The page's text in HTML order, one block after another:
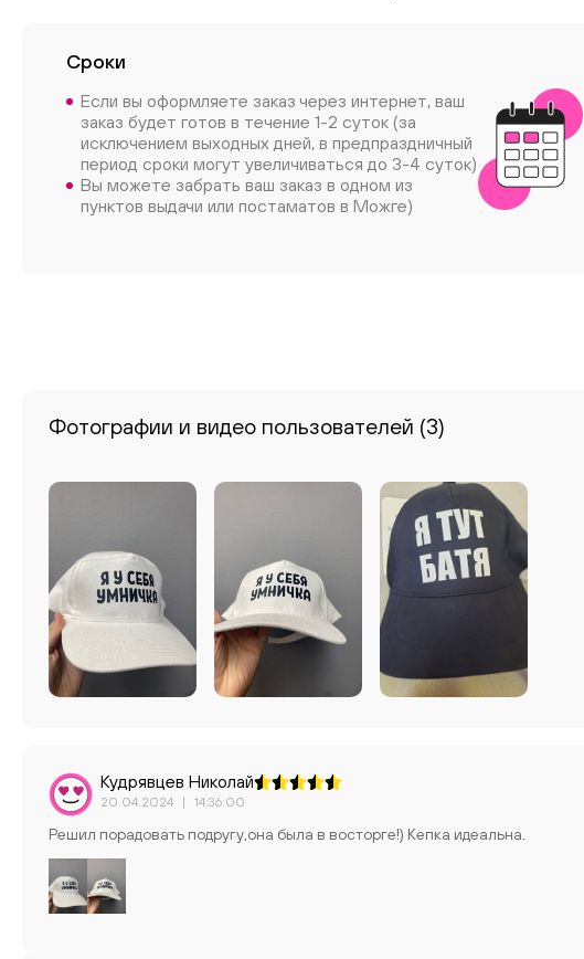
Сроки
Если вы оформляете заказ через интернет, ваш
заказ будет готов в течение 1-2 суток (за
исключением выходных дней, в предпраздничный
период сроки могут увеличиваться до 3-4 суток)
Вы можете забрать ваш заказ в одном из
пунктов выдачи или постаматов в Можге)
Фотографии и видео пользователей (3)
Кудрявцев Николай
20.04.2024 14:36:00
Решил порадовать подругу,она была в восторге!) Кепка идеальна.